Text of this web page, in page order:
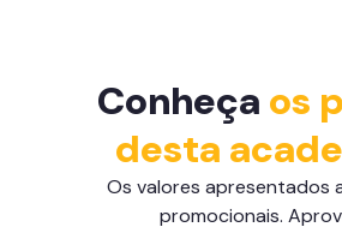
Conheça os
desta
Os valores apresentados
promocionais.